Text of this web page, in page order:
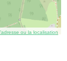
ou la localisation